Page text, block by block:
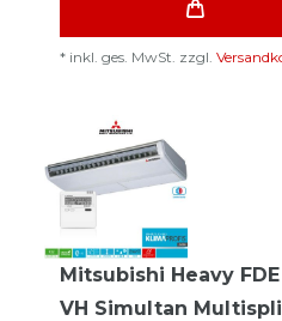
* inkl. ges. MwSt. zzgl.
Mitsubishi Heavy FDE
VH Simultan